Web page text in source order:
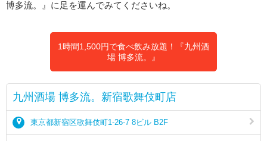
博多流。』に足を運んでみてくださいね。
1時間1,500円で食べ飲み放題！『九州酒
場 博多流。』
九州酒場 博多流。新宿歌舞伎町店
東京都新宿区歌舞伎町1-26-7 8ビル B2F